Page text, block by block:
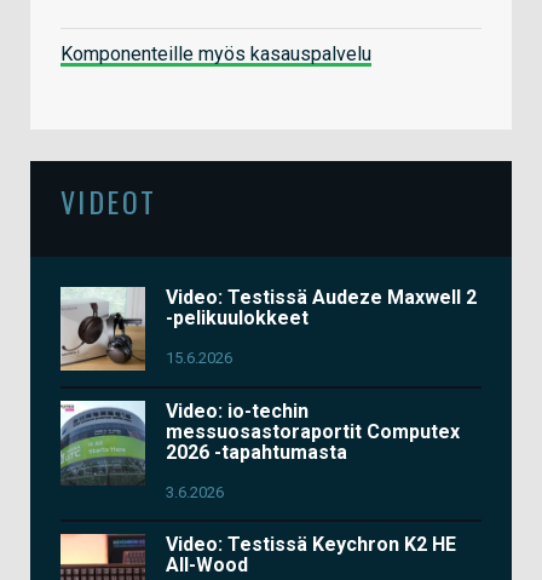
Komponenteille myös kasauspalvelu
VIDEOT
Video: Testissä Audeze Maxwell 2
-pelikuulokkeet
15.6.2026
Video: io-techin
messuosastoraportit Computex
2026 -tapahtumasta
3.6.2026
Video: Testissä Keychron K2 HE
All-Wood